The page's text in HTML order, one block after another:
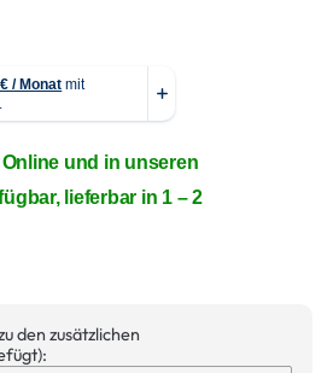
und in unseren
lieferbar in 1 – 2
den zusätzlichen